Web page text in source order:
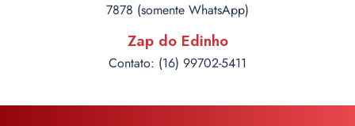
7878 (somente WhatsApp)
Zap do Edinho
Contato: (16) 99702-5411